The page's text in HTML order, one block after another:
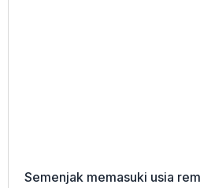
Semenjak memasuki usia